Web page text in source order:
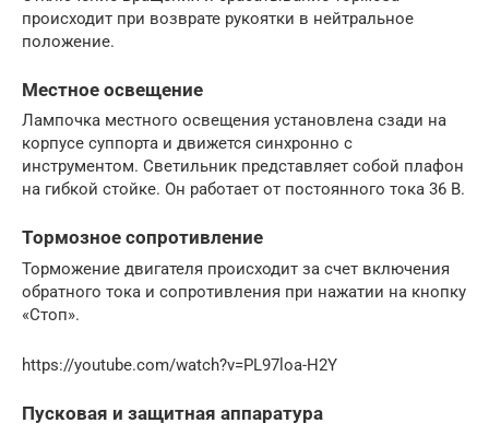
происходит при возврате рукоятки в нейтральное
положение.
Местное освещение
Лампочка местного освещения установлена сзади на
корпусе суппорта и движется синхронно с
инструментом. Светильник представляет собой плафон
на гибкой стойке. Он работает от постоянного тока 36 В.
Тормозное сопротивление
Торможение двигателя происходит за счет включения
обратного тока и сопротивления при нажатии на кнопку
«Стоп».
https://youtube.com/watch?v=PL97loa-H2Y
Пусковая и защитная аппаратура